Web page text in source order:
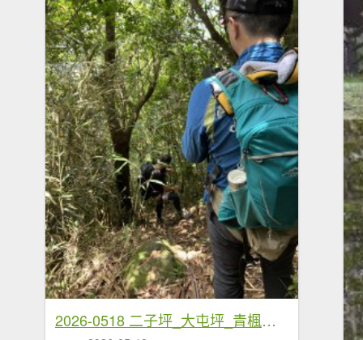
2026-0518 二子坪_大屯坪_青楓步道_猴砍水圳步道_橫嶺古道_半嶺水圳_天母圓環